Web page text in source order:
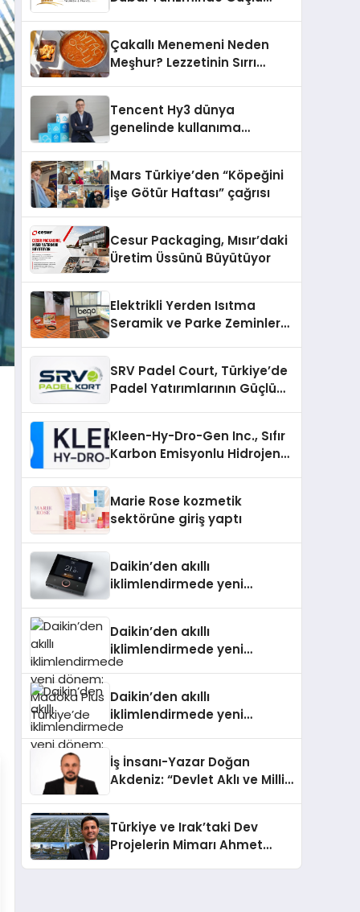
Çakallı Menemeni Neden
Meşhur? Lezzetinin Sırrı
Tencent Hy3 dünya
genelinde kullanıma
Mars Türkiye’den “Köpeğini
İşe Götür Haftası” çağrısı
Cesur Packaging, Mısır’daki
Üretim Üssünü Büyütüyor
Elektrikli Yerden Isıtma
Seramik ve Parke Zeminler
SRV Padel Court, Türkiye’de
Padel Yatırımlarının Güçlü
Kleen-Hy-Dro-Gen Inc., Sıfır
Karbon Emisyonlu Hidrojen
Aldı
Marie Rose kozmetik
sektörüne giriş yaptı
Daikin’den akıllı
iklimlendirmede yeni
Daikin’den akıllı
iklimlendirmede yeni
dönem: Madoka Plus
Daikin’den akıllı
iklimlendirmede yeni
dönem: Madoka Plus
İş İnsanı-Yazar Doğan
Akdeniz: “Devlet Aklı ve Milli
Türkiye ve Irak’taki Dev
Projelerin Mimarı Ahmet